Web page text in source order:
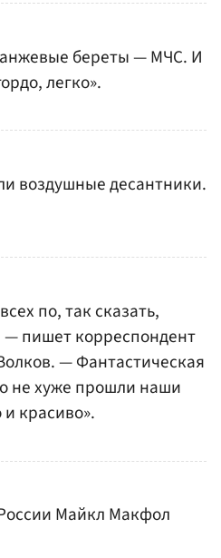
береты — МЧС. И
легко».
воздушные десантники.
по, так сказать,
— пишет корреспондент
— Фантастическая
не хуже прошли наши
красиво».
Майкл Макфол